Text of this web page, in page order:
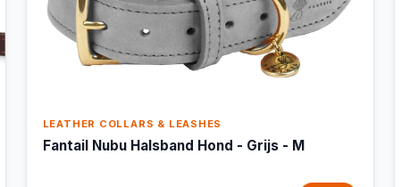
LEATHER COLLARS & LEASHES
Fantail Nubu Halsband Hond - Grijs - M